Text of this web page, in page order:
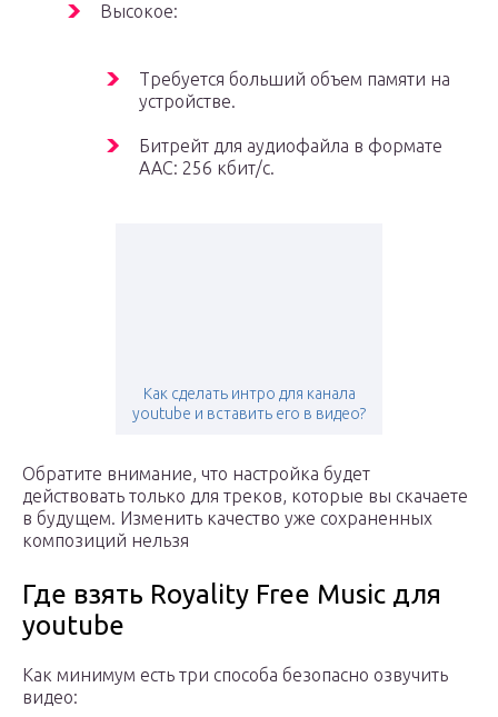
Высокое:
Требуется больший объем памяти на
устройстве.
Битрейт для аудиофайла в формате
AAC: 256 кбит/с.
Как сделать интро для канала
youtube и вставить его в видео?
Обратите внимание, что настройка будет
действовать только для треков, которые вы скачаете
в будущем. Изменить качество уже сохраненных
композиций нельзя
Где взять Royality Free Music для
youtube
Как минимум есть три способа безопасно озвучить
видео: